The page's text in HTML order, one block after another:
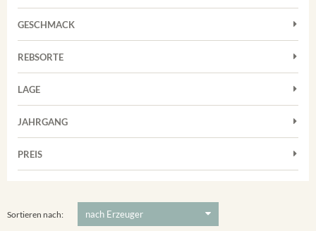
Cuvées
Rosé
Sekt
Trester/Spirituosen
Weißwein
Verpackung
GESCHMACK
Trocken
REBSORTE
Auxerrois
Cuvée
Grauburgunder
Riesling
LAGE
Achkarrer Schlossberg
Merdinger Bühl
Vorderer Winklerberg
Winklerberg
JAHRGANG
PREIS
Sortieren nach: